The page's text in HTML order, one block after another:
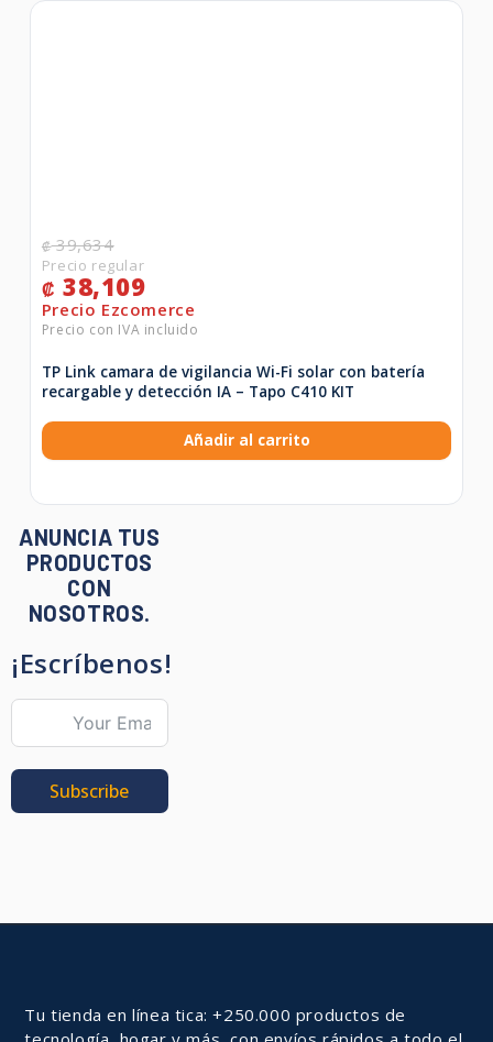
₡39,634
₡ 38,109
TP Link camara de vigilancia Wi-Fi solar con batería
recargable y detección IA – Tapo C410 KIT
Añadir al carrito
ANUNCIA TUS
PRODUCTOS
CON
NOSOTROS.
¡Escríbenos!
Subscribe
Tu tienda en línea tica: +250.000 productos de